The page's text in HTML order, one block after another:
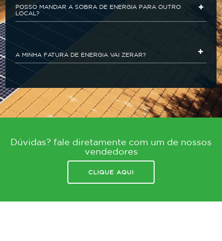
POSSO MANDAR A SOBRA DE ENERGIA PARA OUTRO
LOCAL?
A MINHA FATURA DE ENERGIA VAI ZERAR?
Dúvidas? fale diretamente com um de nossos
vendedores
CLIQUE AQUI